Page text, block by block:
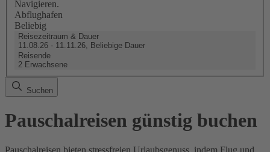
Navigieren.
Abflughafen
Beliebig
Reisezeitraum & Dauer
11.08.26 - 11.11.26, Beliebige Dauer
Reisende
2 Erwachsene
Suchen
Pauschalreisen günstig buchen
Pauschalreisen bieten stressfreien Urlaubsgenuss, indem Flug und